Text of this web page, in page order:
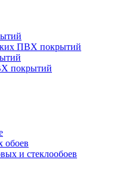
ПВХ покрытий
покрытий
обоев
и стеклообоев